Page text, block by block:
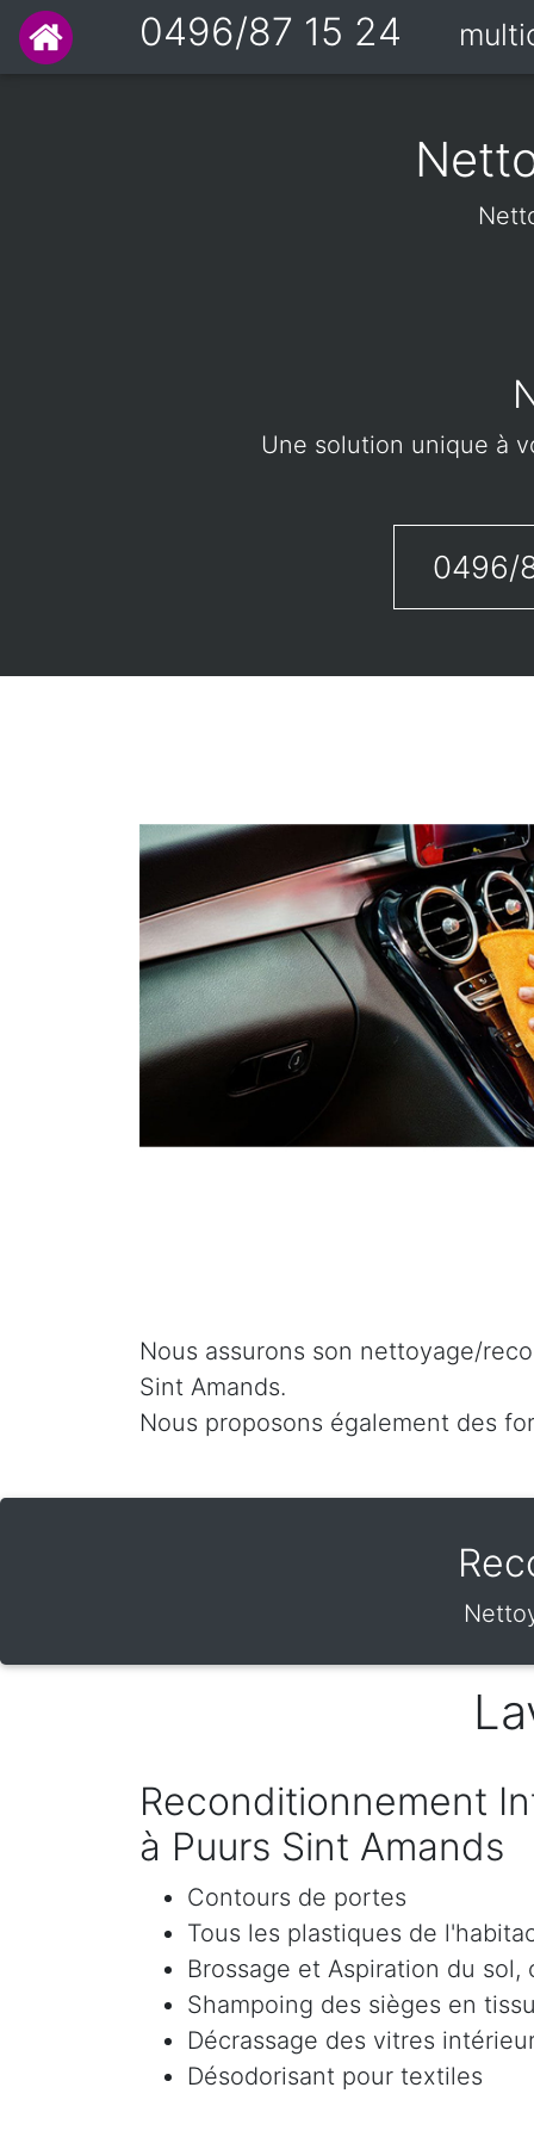
0496/87 15 24
Une solution unique à
0496/
Nous assurons son nettoyage/
Sint Amands.
Nous proposons également des
Reconditionnement
à Puurs Sint Amands
Contours de portes
Tous les plastiques de
Brossage et Aspiration du
Shampoing des sièges en
Décrassage des vitres
Désodorisant pour textiles